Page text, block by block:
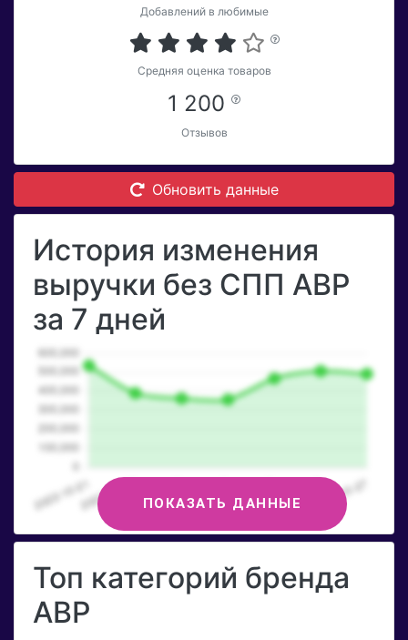
Добавлений в любимые
Средняя оценка товаров
1 200
Отзывов
Обновить данные
История изменения
выручки без СПП АВР
за 7 дней
ПОКАЗАТЬ ДАННЫЕ
Топ категорий бренда
АВР